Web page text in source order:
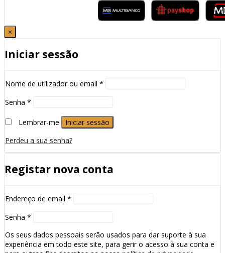
×
Iniciar sessão
Nome de utilizador ou email *
Senha *
Lembrar-me
Iniciar sessão
Perdeu a sua senha?
Registar nova conta
Endereço de email *
Senha *
Os seus dados pessoais serão usados para dar suporte à sua
experiência em todo este site, para gerir o acesso à sua conta e